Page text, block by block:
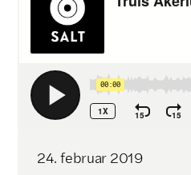
24. februar 2019